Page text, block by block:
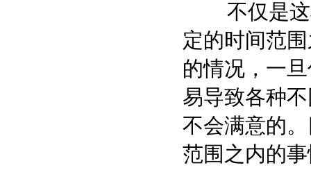
不仅是这
定的时间范
的情况，一
易导致各种
不会满意的
范围之内的